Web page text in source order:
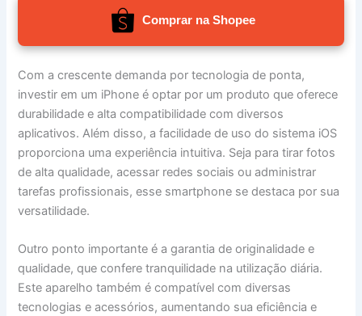
Comprar na Shopee
Com a crescente demanda por tecnologia de ponta,
investir em um iPhone é optar por um produto que oferece
durabilidade e alta compatibilidade com diversos
aplicativos. Além disso, a facilidade de uso do sistema iOS
proporciona uma experiência intuitiva. Seja para tirar fotos
de alta qualidade, acessar redes sociais ou administrar
tarefas profissionais, esse smartphone se destaca por sua
versatilidade.
Outro ponto importante é a garantia de originalidade e
qualidade, que confere tranquilidade na utilização diária.
Este aparelho também é compatível com diversas
tecnologias e acessórios, aumentando sua eficiência e